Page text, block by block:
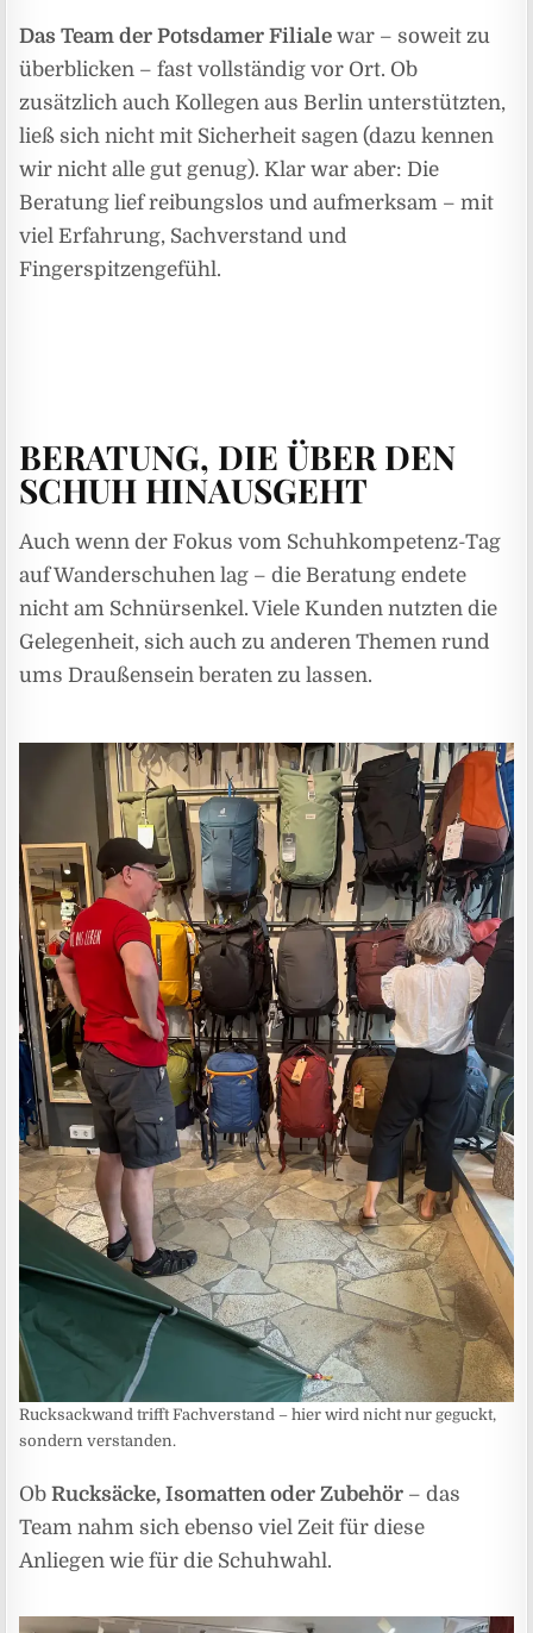
Das Team der Potsdamer Filiale war – soweit zu
überblicken – fast vollständig vor Ort. Ob
zusätzlich auch Kollegen aus Berlin unterstützten,
ließ sich nicht mit Sicherheit sagen (dazu kennen
wir nicht alle gut genug). Klar war aber: Die
Beratung lief reibungslos und aufmerksam – mit
viel Erfahrung, Sachverstand und
Fingerspitzengefühl.
BERATUNG, DIE ÜBER DEN
SCHUH HINAUSGEHT
Auch wenn der Fokus vom Schuhkompetenz-Tag
auf Wanderschuhen lag – die Beratung endete
nicht am Schnürsenkel. Viele Kunden nutzten die
Gelegenheit, sich auch zu anderen Themen rund
ums Draußensein beraten zu lassen.
Rucksackwand trifft Fachverstand – hier wird nicht nur geguckt,
sondern verstanden.
ObRucksäcke, Isomatten oder Zubehör – das
Team nahm sich ebenso viel Zeit für diese
Anliegen wie für die Schuhwahl.